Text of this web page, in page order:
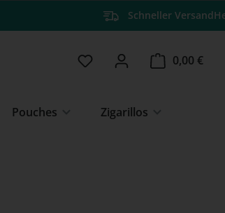
Schneller Versand
Du hast 0 Produkte auf
0,00 €
Pouches
Zigarillos